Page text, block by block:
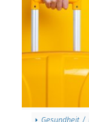
Gesundheit /